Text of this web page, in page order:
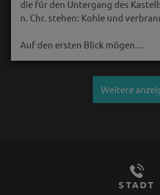
die für den Untergang des
n. Chr. stehen: Kohle und
Auf den ersten Blick mögen…
Weitere
STADT